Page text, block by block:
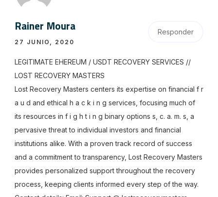
Rainer Moura
27 JUNIO, 2020
Responder
LEGITIMATE EHEREUM / USDT RECOVERY SERVICES //
LOST RECOVERY MASTERS
Lost Recovery Masters centers its expertise on financial f r
a u d and ethical h a c k i n g services, focusing much of
its resources in f i g h t i n g binary options s, c. a. m. s, a
pervasive threat to individual investors and financial
institutions alike. With a proven track record of success
and a commitment to transparency, Lost Recovery Masters
provides personalized support throughout the recovery
process, keeping clients informed every step of the way.